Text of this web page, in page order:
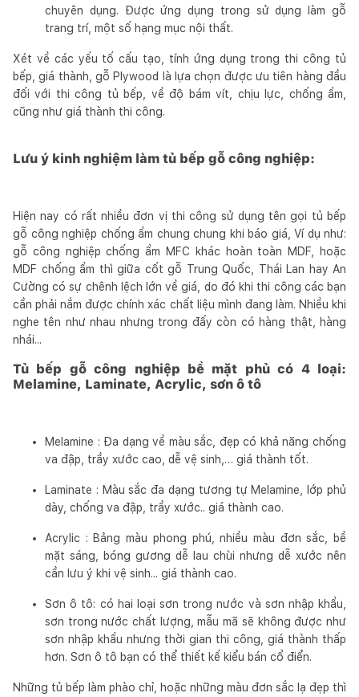
chuyên dụng. Được ứng dụng trong sử dụng làm gỗ
trang trí, một số hạng mục nội thất.
Xét về các yếu tố cấu tạo, tính ứng dụng trong thi công tủ
bếp, giá thành, gỗ Plywood là lựa chọn được ưu tiên hàng đầu
đối với thi công tủ bếp, về độ bám vít, chịu lực, chống ẩm,
cũng như giá thành thi công.
Lưu ý kinh nghiệm làm tủ bếp gỗ công nghiệp:
Hiện nay có rất nhiều đơn vị thi công sử dụng tên gọi tủ bếp
gỗ công nghiệp chống ẩm chung chung khi báo giá, Ví dụ như:
gỗ công nghiệp chống ẩm MFC khác hoàn toàn MDF, hoặc
MDF chống ẩm thì giữa cốt gỗ Trung Quốc, Thái Lan hay An
Cường có sự chênh lệch lớn về giá, do đó khi thi công các bạn
cần phải nắm được chính xác chất liệu mình đang làm. Nhiều khi
nghe tên như nhau nhưng trong đấy còn có hàng thật, hàng
nhái...
Tủ bếp gỗ công nghiệp bề mặt phủ có 4 loại:
Melamine, Laminate, Acrylic, sơn ô tô
Melamine : Đa dạng về màu sắc, đẹp có khả năng chống
va đập, trầy xước cao, dễ vệ sinh,… giá thành tốt.
Laminate : Màu sắc đa dạng tương tự Melamine, lớp phủ
dày, chống va đập, trầy xước.. giá thành cao.
Acrylic : Bảng màu phong phú, nhiều màu đơn sắc, bề
mặt sáng, bóng gương dễ lau chùi nhưng dễ xước nên
cần lưu ý khi vệ sinh... giá thành cao.
Sơn ô tô: có hai loại sơn trong nước và sơn nhập khẩu,
sơn trong nước chất lượng, mẫu mã sẽ không được như
sơn nhập khẩu nhưng thời gian thi công, giá thành thấp
hơn. Sơn ô tô bạn có thể thiết kế kiểu bán cổ điển.
Những tủ bếp làm phào chỉ, hoặc những màu đơn sắc lạ đẹp thì